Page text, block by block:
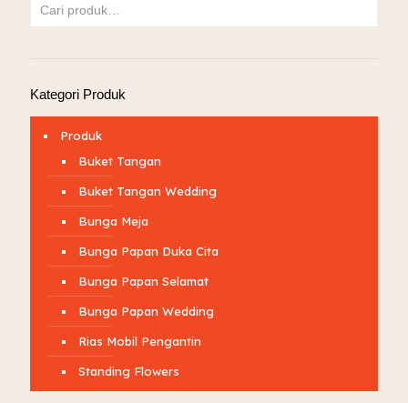
Kategori Produk
Produk
Buket Tangan
Buket Tangan Wedding
Bunga Meja
Bunga Papan Duka Cita
Bunga Papan Selamat
Bunga Papan Wedding
Rias Mobil Pengantin
Standing Flowers